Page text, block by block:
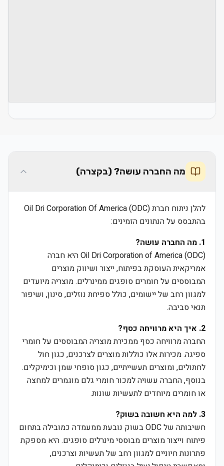
מה החברה עושה? (בקצרה)
להלן ניתוח חברת Oil Dri Corporation Of America (ODC)
בהתבסס על הנתונים הזמינים:
1. מה החברה עושה?
Oil Dri Corporation of America (ODC) היא חברה
אמריקאית העוסקת בפיתוח, ייצור ושיווק מוצרים
המבוססים על חומרים סופגים ממינרלים. מוצריה מיועדים
למגוון רחב של יישומים, כולל ספיחת נוזלים, סינון, ושיפור
תנאי סביבה.
2. איך היא מרוויחה כסף?
החברה מרוויחה כסף ממכירת מוצריה המבוססים על חומרי
ספיגה. מכירות אלו כוללות מוצרים לצרכנים, כגון חול
לחתולים, ומוצרים תעשייתיים, כגון סופחי שמן וכימיקלים.
בנוסף, החברה עשויה למכור חומרי גלם מוגמרים למחצה
או חומרים מיוחדים לתעשיות שונות.
3. למה היא חשובה בשוק?
חשיבותה של ODC בשוק נובעת ממעמדה כמובילה בתחום
פיתוח וייצור מוצרים מבוססי מינרלים סופגים. היא מספקת
פתרונות חיוניים למגוון רחב של תעשיות וצרכנים,